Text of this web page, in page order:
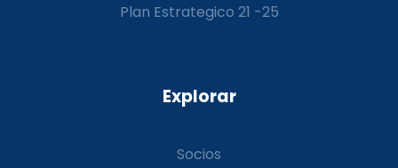
Plan Estrategico 21 -25
Explorar
Socios